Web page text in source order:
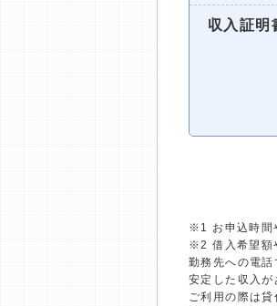
収入証明
※1 お申込時間
※2 借入希望額
勤務先への電話
安定した収入
ご利用の際は